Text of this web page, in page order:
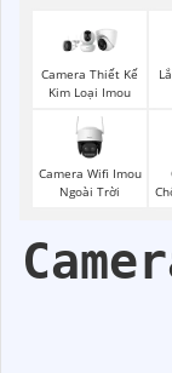
Camera Thiết Kế
Kim Loại Imou
Camera Wifi Imou
Ngoài Trời